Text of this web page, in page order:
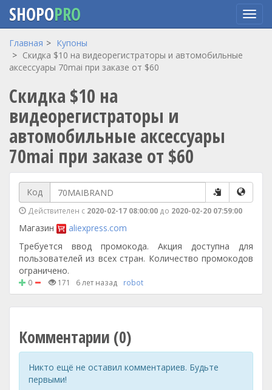
Перейти
основному
SHOPOPRO
Главная
Купоны
Скидка $10 на видеорегистраторы и автомобильные
аксессуары 70mai при заказе от $60
Скидка $10 на
видеорегистраторы и
автомобильные аксессуары
70mai при заказе от $60
Код
Действителен с 2020-02-17 08:00:00 до 2020-02-20 07:59:00
Магазин
aliexpress.com
Требуется ввод промокода. Акция доступна для
пользователей из всех стран. Количество промокодов
ограничено.
0 171 6 лет назад robot
Комментарии (0)
Никто ещё не оставил комментариев. Будьте
первыми!